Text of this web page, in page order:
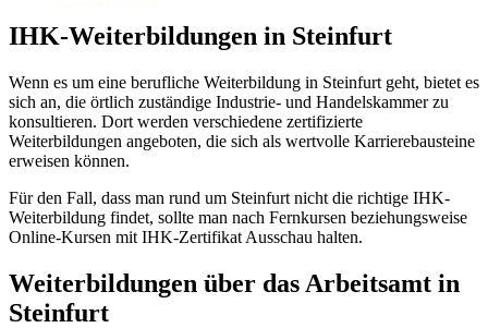
IHK-Weiterbildungen in Steinfurt
Wenn es um eine berufliche Weiterbildung in Steinfurt geht, bietet es
sich an, die örtlich zuständige Industrie- und Handelskammer zu
konsultieren. Dort werden verschiedene zertifizierte
Weiterbildungen angeboten, die sich als wertvolle Karrierebausteine
erweisen können.
Für den Fall, dass man rund um Steinfurt nicht die richtige IHK-
Weiterbildung findet, sollte man nach Fernkursen beziehungsweise
Online-Kursen mit IHK-Zertifikat Ausschau halten.
Weiterbildungen über das Arbeitsamt in
Steinfurt